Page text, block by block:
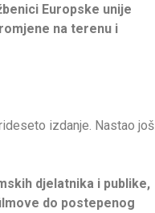
Europske unije
na terenu i
izdanje. Nastao još
djelatnika i publike,
do postepenog